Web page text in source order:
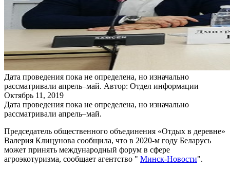
Дата проведения пока не определена, но изначально
рассматривали апрель–май. Автор: Отдел информации
Октябрь 11, 2019
Дата проведения пока не определена, но изначально
рассматривали апрель–май.
Председатель общественного объединения «Отдых в деревне»
Валерия Клицунова сообщила, что в 2020-м году Беларусь
может принять международный форум в сфере
агроэкотуризма, сообщает агентство " Минск-Новости".